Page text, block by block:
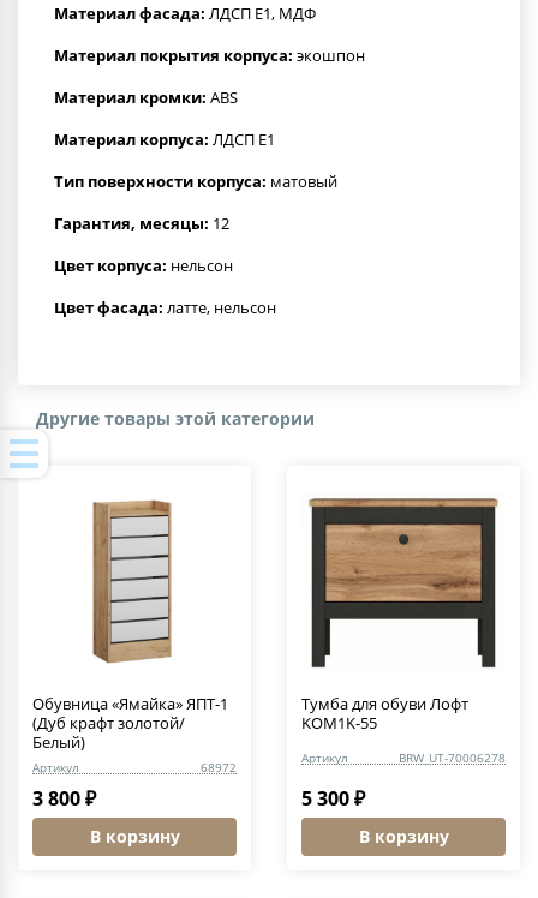
Материал фасада: ЛДСП Е1, МДФ
Материал покрытия корпуса: экошпон
Материал кромки: ABS
Материал корпуса: ЛДСП Е1
Тип поверхности корпуса: матовый
Гарантия, месяцы: 12
Цвет корпуса: нельсон
Цвет фасада: латте, нельсон
Другие товары этой категории
Обувница «Ямайка» ЯПТ-1
(Дуб крафт золотой/
Белый)
Артикул 68972
3 800 ₽
В корзину
Тумба для обуви Лофт
KOM1K-55
Артикул BRW_UT-70006278
5 300 ₽
В корзину